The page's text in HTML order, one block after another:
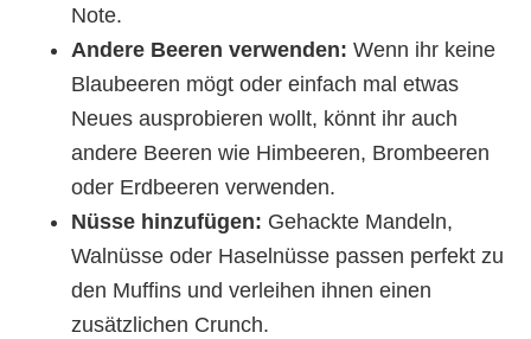
Note.
Andere Beeren verwenden: Wenn ihr keine
Blaubeeren mögt oder einfach mal etwas
Neues ausprobieren wollt, könnt ihr auch
andere Beeren wie Himbeeren, Brombeeren
oder Erdbeeren verwenden.
Nüsse hinzufügen: Gehackte Mandeln,
Walnüsse oder Haselnüsse passen perfekt zu
den Muffins und verleihen ihnen einen
zusätzlichen Crunch.